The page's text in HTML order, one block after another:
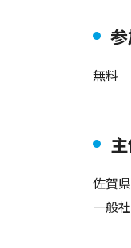
無料
佐賀
一般